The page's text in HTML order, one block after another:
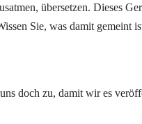
übersetzen. Dieses
Sie, was damit gemeint
doch zu, damit wir es